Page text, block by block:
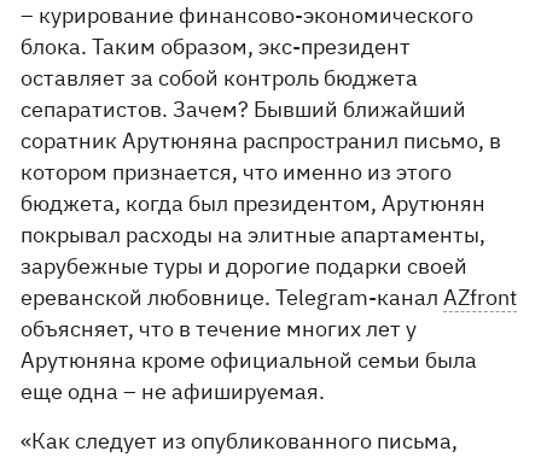
– курирование финансово-экономического
блока. Таким образом, экс-президент
оставляет за собой контроль бюджета
сепаратистов. Зачем? Бывший ближайший
соратник Арутюняна распространил письмо, в
котором признается, что именно из этого
бюджета, когда был президентом, Арутюнян
покрывал расходы на элитные апартаменты,
зарубежные туры и дорогие подарки своей
ереванской любовнице. Telegram-каналAZfront
объясняет, что в течение многих лет у
Арутюняна кроме официальной семьи была
еще одна – не афишируемая.
«Как следует из опубликованного письма,